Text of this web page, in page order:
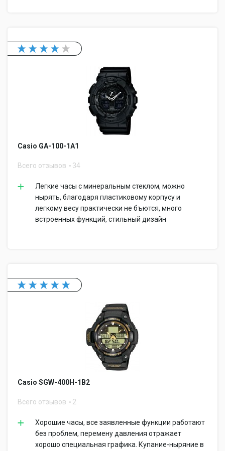
Casio GA-100-1A1
Всего отзывов 34
Легкие часы с минеральным стеклом, можно
нырять, благодаря пластиковому корпусу и
легкому весу практически не бъются, много
встроенных функций, стильный дизайн
Casio SGW-400H-1B2
Всего отзывов 2
Хорошие часы, все заявленные функции работают
без проблем, перемену давления отражает
хорошо специальная графика. Купание-ныряние в